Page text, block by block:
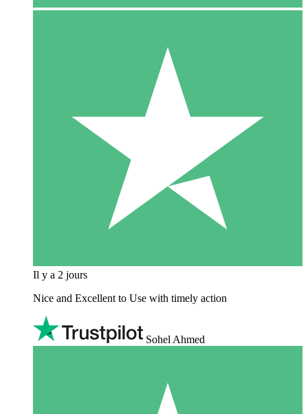
Il y a 2 jours
Nice and Excellent to Use with timely action
Sohel Ahmed